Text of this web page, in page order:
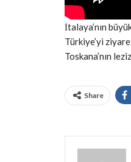
İtalaya’nın
Türkiye’yi
Toskana’nın
Share